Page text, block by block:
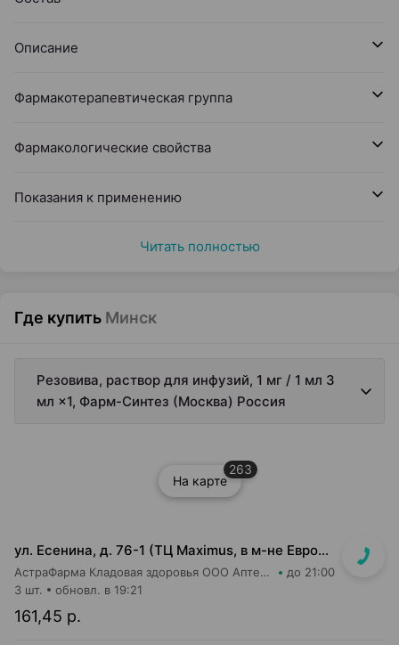
Описание
Фармакотерапевтическая группа
Фармакологические свойства
Показания к применению
Читать полностью
Где купить Минск
Резовива, раствор для инфузий, 1 мг / 1 мл 3
мл ×1, Фарм-Синтез (Москва) Россия
На карте
263
ул. Есенина, д. 76-1 (ТЦ Maximus, в м-не Евроопт Super)
АстраФарма Кладовая здоровья ООО Аптека №9 до 21:00
161,45 р.
3 шт. обновл. в 19:21